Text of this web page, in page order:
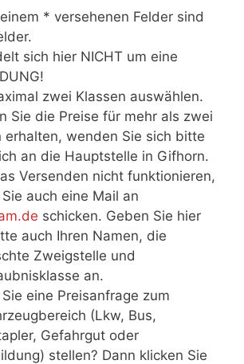
* versehenen Felder sind
sich hier NICHT um eine
zwei Klassen auswählen.
Sie die Preise für mehr als zwei
erhalten, wenden Sie sich bitte
an die Hauptstelle in Gifhorn.
Versenden nicht funktionieren,
auch eine Mail an
schicken. Geben Sie hier
auch Ihren Namen, die
Zweigstelle und
an.
eine Preisanfrage zum
(Lkw, Bus,
Gefahrgut oder
stellen? Dann klicken Sie